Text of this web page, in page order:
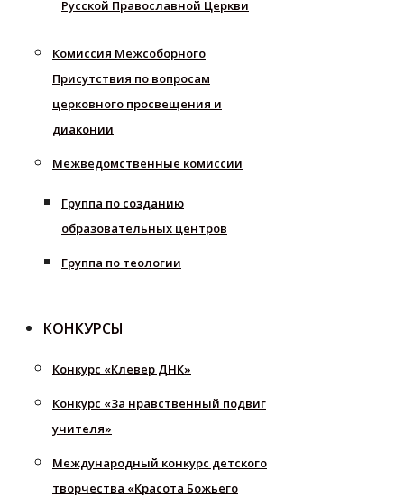
Русской Православной Церкви
Комиссия Межсоборного
Присутствия по вопросам
церковного просвещения и
диаконии
Межведомственные комиссии
Группа по созданию
образовательных центров
Группа по теологии
КОНКУРСЫ
Конкурс «Клевер ДНК»
Конкурс «За нравственный подвиг
учителя»
Международный конкурс детского
творчества «Красота Божьего